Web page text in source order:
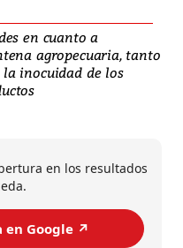
en cuanto a
agropecuaria, tanto
inocuidad de los
en los resultados
en Google ↗️